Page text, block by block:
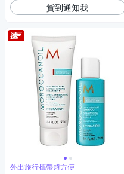
貨到通知我
外出旅行攜帶超方便